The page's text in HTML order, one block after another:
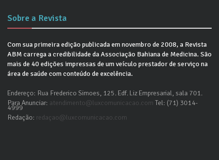
Sobre a Revista
Com sua primeira edição publicada em novembro de 2008, a Revista
ABM carrega a credibilidade da Associação Bahiana de Medicina. São
mais de 40 edições impressas de um veículo prestador de serviço na
área de saúde com conteúdo de excelência.
Endereço: Rua Frederico Simoes, 125. Edf. Liz Empresarial, sala 701.
Para Anunciar: atendimento@luxcomunicacao.com Tel: (71) 3014-
4999
Redação: redaçao@luxcomunicacao.com